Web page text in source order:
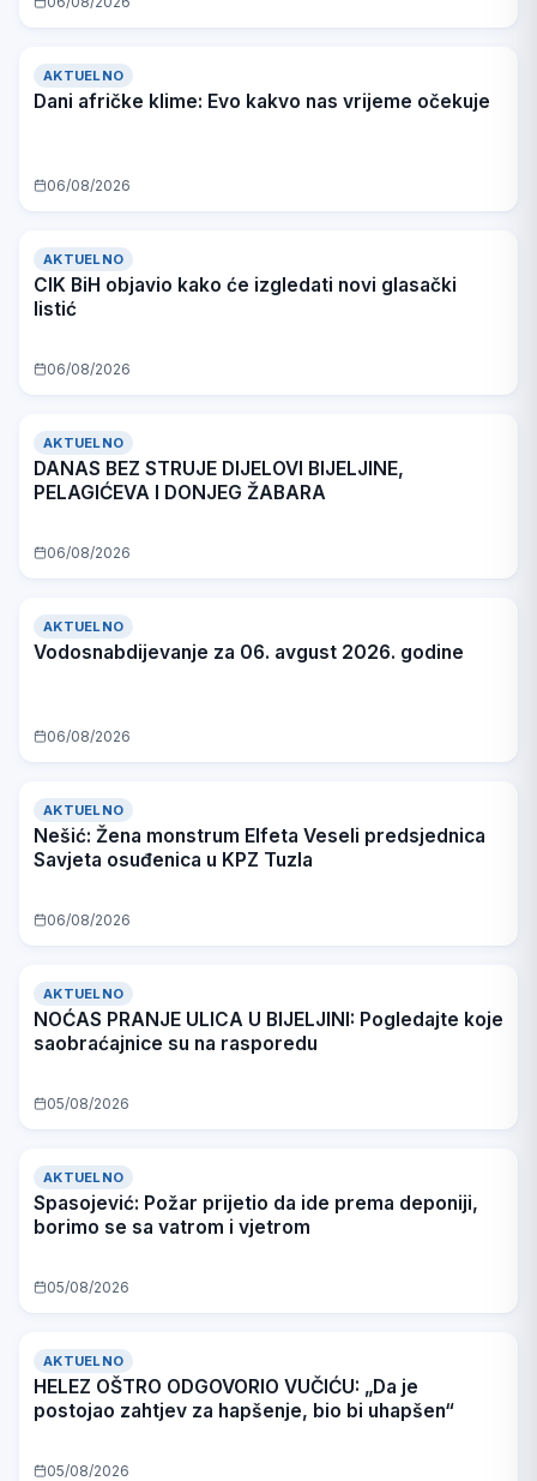
AKTUELNO
Dani afričke klime: Evo kakvo nas vrijeme očekuje
06/08/2026
AKTUELNO
CIK BiH objavio kako će izgledati novi glasački
listić
06/08/2026
AKTUELNO
DANAS BEZ STRUJE DIJELOVI BIJELJINE,
PELAGIĆEVA I DONJEG ŽABARA
06/08/2026
AKTUELNO
Vodosnabdijevanje za 06. avgust 2026. godine
06/08/2026
AKTUELNO
Nešić: Žena monstrum Elfeta Veseli predsjednica
Savjeta osuđenica u KPZ Tuzla
06/08/2026
AKTUELNO
NOĆAS PRANJE ULICA U BIJELJINI: Pogledajte koje
saobraćajnice su na rasporedu
05/08/2026
AKTUELNO
Spasojević: Požar prijetio da ide prema deponiji,
borimo se sa vatrom i vjetrom
05/08/2026
AKTUELNO
HELEZ OŠTRO ODGOVORIO VUČIĆU: „Da je
postojao zahtjev za hapšenje, bio bi uhapšen“
05/08/2026